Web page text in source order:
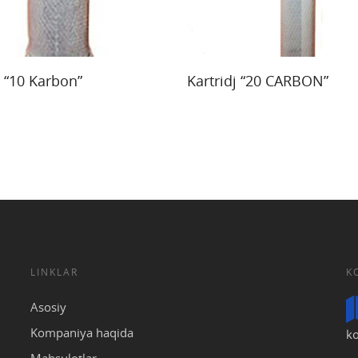
Karbon” Read More
Kartridj “20 CARBON”
LINKLAR
Asosiy
Kompaniya haqida